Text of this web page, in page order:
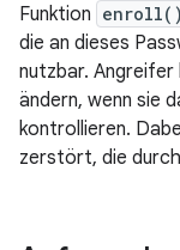
Funktion enroll()
die an dieses
nutzbar.
ändern, wenn sie
kontrollieren.
zerstört, die